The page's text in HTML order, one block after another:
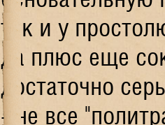
так и у
да плюс еще
достаточно
- не все